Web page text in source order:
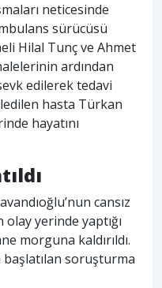
neticesinde
sürücüsü
Hilal Tunç ve Ahmet
ardından
edilerek tedavi
hasta Türkan
hayatını
cansız
olay yerinde yaptığı
morguna kaldırıldı.
soruşturma